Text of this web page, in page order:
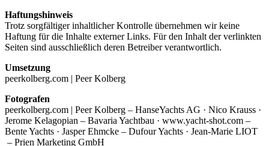
Haftungshinweis
Trotz sorgfältiger inhaltlicher Kontrolle übernehmen wir keine
Haftung für die Inhalte externer Links. Für den Inhalt der verlinkten
Seiten sind ausschließlich deren Betreiber verantwortlich.
Umsetzung
peerkolberg.com | Peer Kolberg
Fotografen
peerkolberg.com | Peer Kolberg – HanseYachts AG · Nico Krauss ·
Jerome Kelagopian – Bavaria Yachtbau · www.yacht-shot.com –
Bente Yachts · Jasper Ehmcke – Dufour Yachts · Jean-Marie LIOT
– Prien Marketing GmbH